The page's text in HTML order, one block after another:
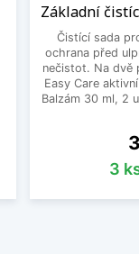
Základní
Čistící sada
ochrana před
nečistot. Na dvě
Easy Care
Balzám 30 ml, 2
3